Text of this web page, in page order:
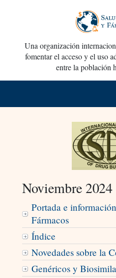
Una organización
fomentar el acceso y el uso
entre la población
Noviembre 2024
Portada e
Fármacos
Índice
Novedades sobre la
Genéricos y